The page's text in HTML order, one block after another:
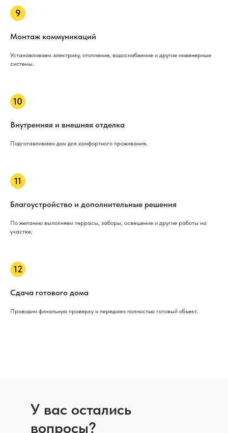
Монтаж коммуникаций
Устанавливаем электрику, отопление, водоснабжение и другие инженерные
системы.
Внутренняя и внешняя отделка
Подготавливаем дом для комфортного проживания.
Благоустройство и дополнительные решения
По желанию выполняем террасы, заборы, освещение и другие работы на
участке.
Сдача готового дома
Проводим финальную проверку и передаем полностью готовый объект.
У вас остались
вопросы?